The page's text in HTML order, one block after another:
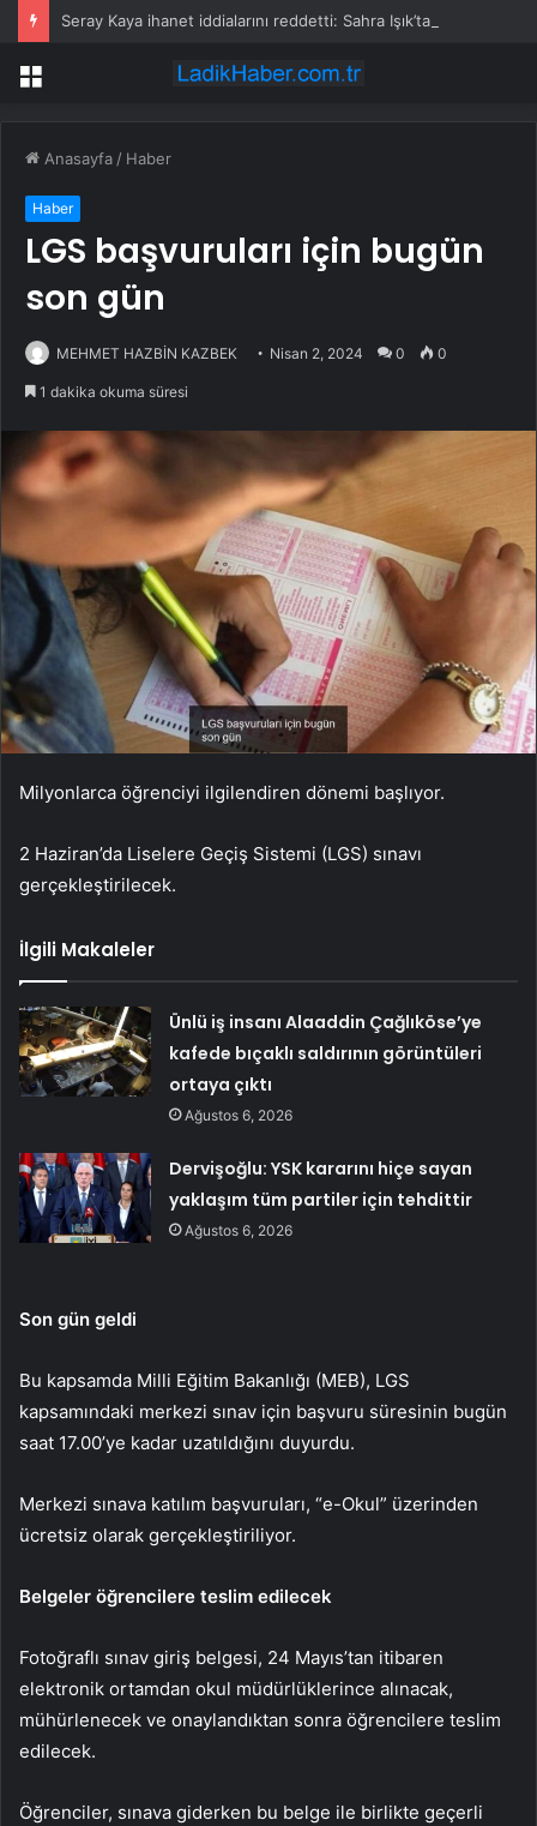
Menü
Anasayfa / Haber
Haber
LGS başvuruları için bugün
son gün
MEHMET HAZBİN KAZBEK Nisan 2, 2024 0 0
1 dakika okuma süresi
Milyonlarca öğrenciyi ilgilendiren dönemi başlıyor.
2 Haziran’da Liselere Geçiş Sistemi (LGS) sınavı
gerçekleştirilecek.
İlgili Makaleler
Ünlü iş insanı Alaaddin Çağlıköse’ye
kafede bıçaklı saldırının görüntüleri
ortaya çıktı
Ağustos 6, 2026
Dervişoğlu: YSK kararını hiçe sayan
yaklaşım tüm partiler için tehdittir
Ağustos 6, 2026
Son gün geldi
Bu kapsamda Milli Eğitim Bakanlığı (MEB), LGS
kapsamındaki merkezi sınav için başvuru süresinin bugün
saat 17.00’ye kadar uzatıldığını duyurdu.
Merkezi sınava katılım başvuruları, “e-Okul” üzerinden
ücretsiz olarak gerçekleştiriliyor.
Belgeler öğrencilere teslim edilecek
Fotoğraflı sınav giriş belgesi, 24 Mayıs’tan itibaren
elektronik ortamdan okul müdürlüklerince alınacak,
mühürlenecek ve onaylandıktan sonra öğrencilere teslim
edilecek.
Öğrenciler, sınava giderken bu belge ile birlikte geçerli